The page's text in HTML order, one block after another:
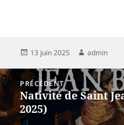
13 juin 2025 admin
PRÉCÉDENT
Nativité de Saint
2025)